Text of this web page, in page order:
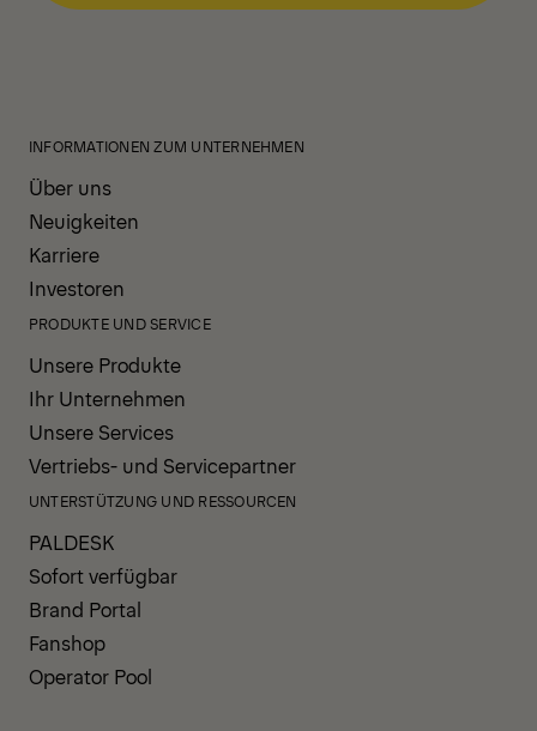
INFORMATIONEN ZUM UNTERNEHMEN
Über uns
Neuigkeiten
Karriere
Investoren
PRODUKTE UND SERVICE
Unsere Produkte
Ihr Unternehmen
Unsere Services
Vertriebs- und Servicepartner
UNTERSTÜTZUNG UND RESSOURCEN
PALDESK
Sofort verfügbar
Brand Portal
Fanshop
Operator Pool